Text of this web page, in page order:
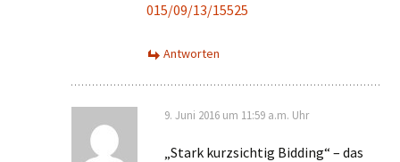
015/09/13/15525
Antworten
9. Juni 2016 um 11:59 a.m. Uhr
„Stark kurzsichtig Bidding“ – das